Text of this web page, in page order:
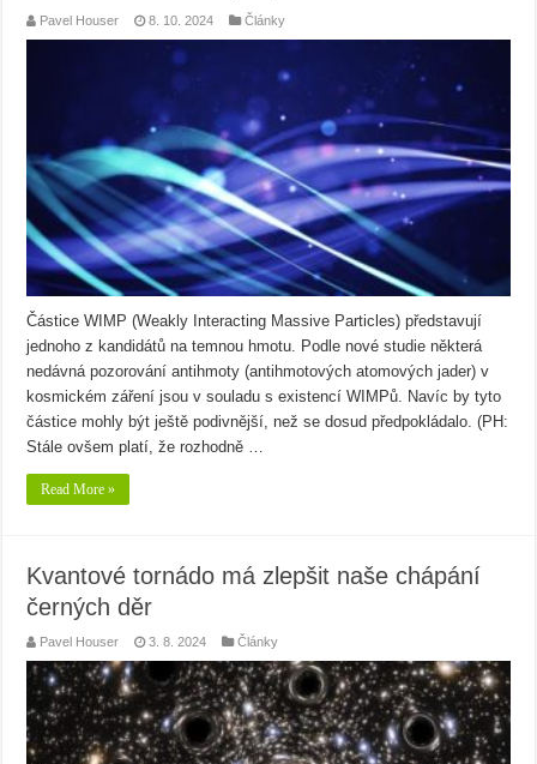
Pavel Houser 8. 10. 2024 Články
Částice WIMP (Weakly Interacting Massive Particles) představují
jednoho z kandidátů na temnou hmotu. Podle nové studie některá
nedávná pozorování antihmoty (antihmotových atomových jader) v
kosmickém záření jsou v souladu s existencí WIMPů. Navíc by tyto
částice mohly být ještě podivnější, než se dosud předpokládalo. (PH:
Stále ovšem platí, že rozhodně …
Read More »
Kvantové tornádo má zlepšit naše chápání
černých děr
Pavel Houser 3. 8. 2024 Články